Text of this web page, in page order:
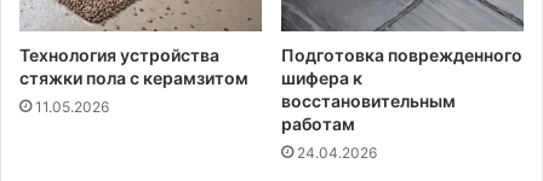
Технология устройства
стяжки пола с керамзитом
11.05.2026
Подготовка поврежденного
шифера к
восстановительным
работам
24.04.2026